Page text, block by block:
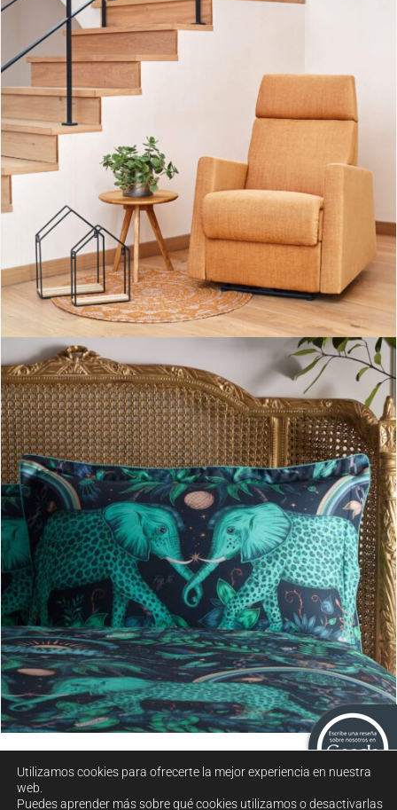
Sillón Relax Dados
Zambezi 50×75
Utilizamos cookies para ofrecerte la mejor experiencia en nuestra
web.
Puedes aprender más sobre qué cookies utilizamos o desactivarlas